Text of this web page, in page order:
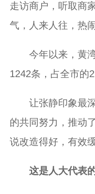
走访商户，听取商
气，人来人往，热
今年以来，黄湾
1242条，占全市的
让张静印象最深
的共同努力，推动
说改造得好，有效
这是人大代表